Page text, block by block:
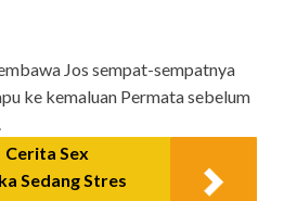
Jos sempat-sempatnya
ke kemaluan Permata sebelum
Cerita Sex
Sedang Stres